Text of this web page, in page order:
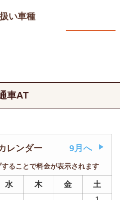
い車種
車AT
レンダー 9月へ
ることで料金が表示されます
水 木 金
土